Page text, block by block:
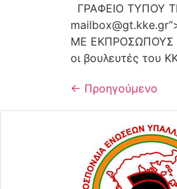
ΓΡΑΦΕΙΟ ΤΥΠΟΥ
mailbox@gt.kke.gr
ΜΕ ΕΚΠΡΟΣΩΠΟΥΣ
οι βουλευτές του
← Προηγούμενο